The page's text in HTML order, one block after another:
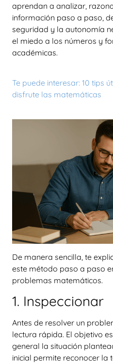
aprendan a analizar,
información paso a paso,
seguridad y la autonomía
el miedo a los números y
académicas.
Te puede interesar: 10 tips
disfrute las matemáticas
De manera sencilla, te
este método paso a paso
problemas matemáticos.
1. Inspeccionar
Antes de resolver un
lectura rápida. El objetivo
general la situación
inicial permite reconocer la